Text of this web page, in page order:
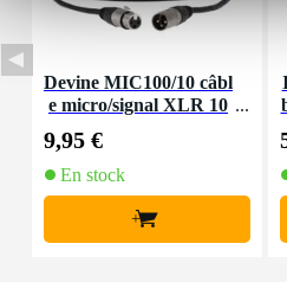
Devine MIC100/10 câbl
e micro/signal XLR 10
9,95 €
En stock
+